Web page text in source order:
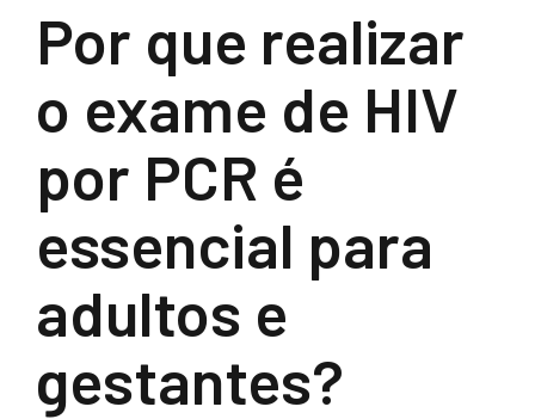
Por que realizar
o exame de HIV
por PCR é
essencial para
adultos e
gestantes?